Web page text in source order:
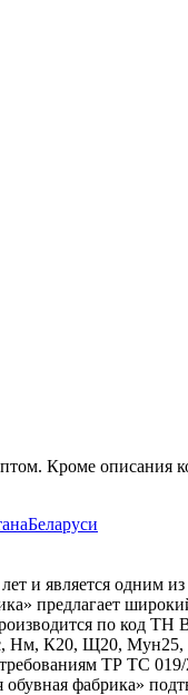
Кроме
Беларуси
и является одним
предлагает
по код
Нм, К20, Щ20,
ТР ТС
фабрика»